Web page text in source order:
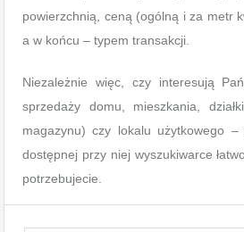
powierzchnią, ceną (ogólną i za metr
a w końcu – typem transakcji.
Niezależnie więc, czy interesują
sprzedaży domu, mieszkania,
magazynu) czy lokalu użytkowego –
dostępnej przy niej wyszukiwarce
potrzebujecie.